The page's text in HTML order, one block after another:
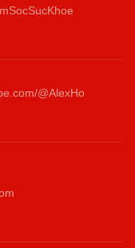
@AlexHo